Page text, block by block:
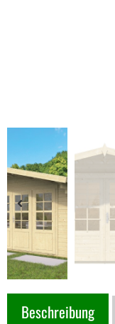
Beschreibung